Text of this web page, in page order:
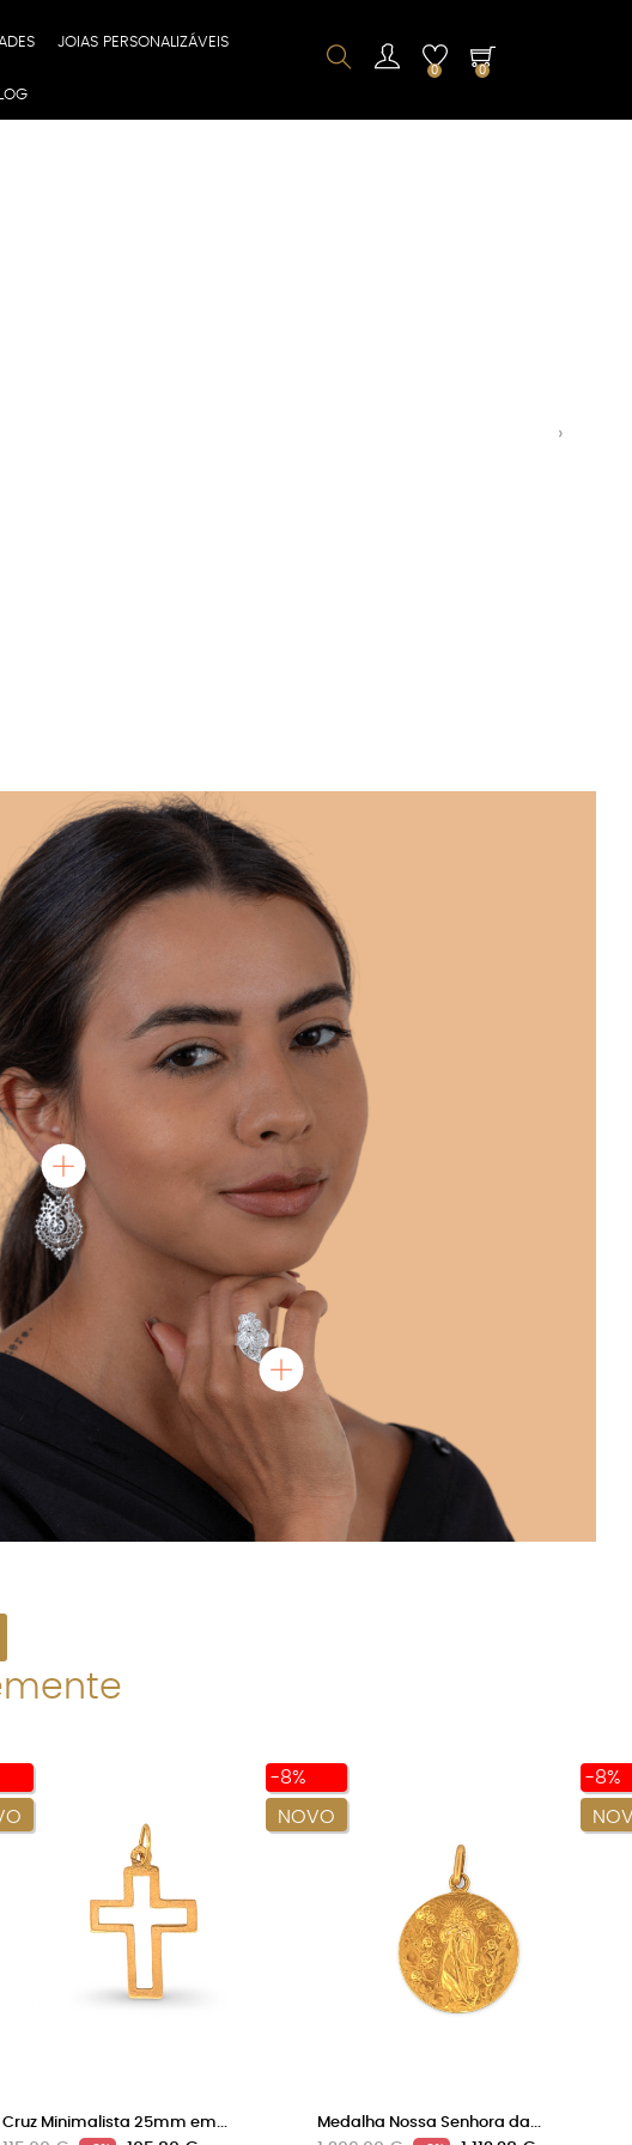
JOIAS PERSONALIZÁVEIS
0 0
›Next
-8%
NOVO
Cruz Minimalista 25mm em...
-8%
Medalha Nossa Senhora da...